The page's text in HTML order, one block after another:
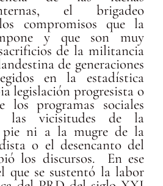
el brigadeo
compromisos que la
y que son muy
de la militancia
de generaciones
en la estadística
legislación progresista o
los programas sociales
las vicisitudes de la
pie ni a la mugre de la
o el desencanto del
los discursos. En ese
que se sustentó la labor